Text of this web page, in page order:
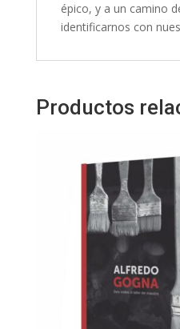
épico, y a un camino
identificarnos con
Productos